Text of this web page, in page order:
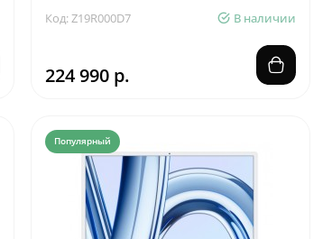
Код: Z19R000D7 В наличии
224 990 р.
Популярный